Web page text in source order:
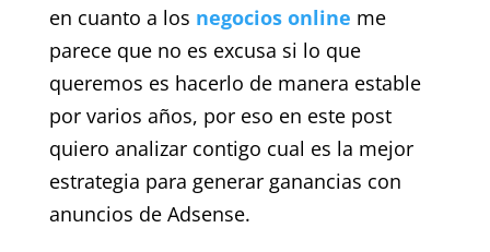
en cuanto a los negocios online me
parece que no es excusa si lo que
queremos es hacerlo de manera estable
por varios años, por eso en este post
quiero analizar contigo cual es la mejor
estrategia para generar ganancias con
anuncios de Adsense.